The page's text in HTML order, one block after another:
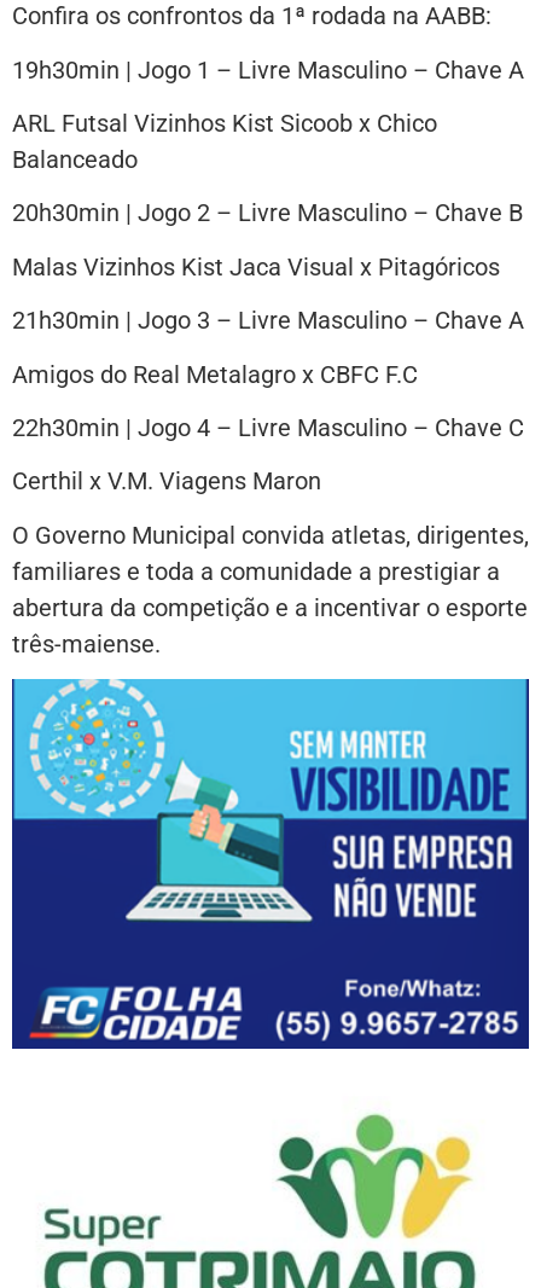
Confira os confrontos da 1ª rodada na AABB:
19h30min | Jogo 1 – Livre Masculino – Chave A
ARL Futsal Vizinhos Kist Sicoob x Chico
Balanceado
20h30min | Jogo 2 – Livre Masculino – Chave B
Malas Vizinhos Kist Jaca Visual x Pitagóricos
21h30min | Jogo 3 – Livre Masculino – Chave A
Amigos do Real Metalagro x CBFC F.C
22h30min | Jogo 4 – Livre Masculino – Chave C
Certhil x V.M. Viagens Maron
O Governo Municipal convida atletas, dirigentes,
familiares e toda a comunidade a prestigiar a
abertura da competição e a incentivar o esporte
três-maiense.